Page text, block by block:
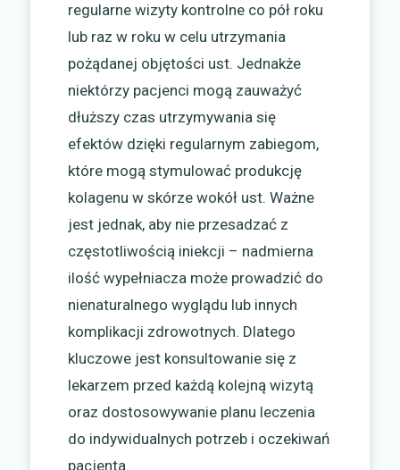
regularne wizyty kontrolne co pół roku
lub raz w roku w celu utrzymania
pożądanej objętości ust. Jednakże
niektórzy pacjenci mogą zauważyć
dłuższy czas utrzymywania się
efektów dzięki regularnym zabiegom,
które mogą stymulować produkcję
kolagenu w skórze wokół ust. Ważne
jest jednak, aby nie przesadzać z
częstotliwością iniekcji – nadmierna
ilość wypełniacza może prowadzić do
nienaturalnego wyglądu lub innych
komplikacji zdrowotnych. Dlatego
kluczowe jest konsultowanie się z
lekarzem przed każdą kolejną wizytą
oraz dostosowywanie planu leczenia
do indywidualnych potrzeb i oczekiwań
pacjenta.